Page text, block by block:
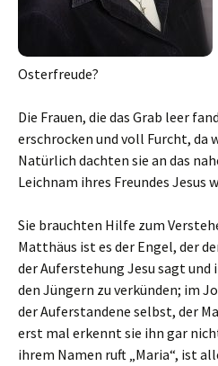
Osterfreude?
Die Frauen, die das Grab leer
erschrocken und voll Furcht, da
Natürlich dachten sie an das
Leichnam ihres Freundes Jesus
Sie brauchten Hilfe zum
Matthäus ist es der Engel, der
der Auferstehung Jesu sagt und
den Jüngern zu verkünden; im
der Auferstandene selbst, der
erst mal erkennt sie ihn gar
ihrem Namen ruft „Maria“, ist